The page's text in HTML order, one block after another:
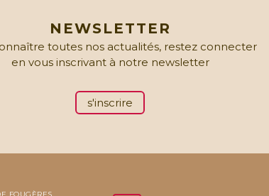
NEWSLETTER
toutes nos actualités, restez connecter
en vous inscrivant à notre newsletter
s'inscrire